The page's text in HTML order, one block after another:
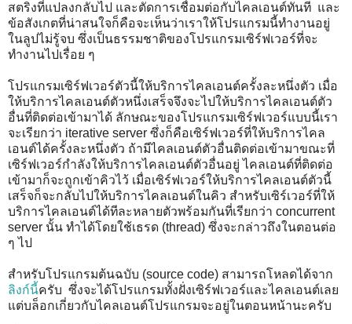
สตริงที่แปลงกลับไป และตัดการเชื่อมต่อกับไคลเอนต์ทันที และ
ข้อสังเกตที่น่าสนใจก็คือจะเห็นว่าเราให้โปรแกรมนี้ทำงานอยู่
ในลูปไม่รู้จบ ซึ่งเป็นธรรมชาติของโปรแกรมเซิร์ฟเวอร์ที่จะ
ทำงานไปเรื่อย ๆ
โปรแกรมเซิร์ฟเวอร์ตัวนี้ให้บริการไคลเอนต์ครั้งละหนึ่งตัว เมื่อ
ให้บริการไคลเอนต์ตัวหนึ่งเสร็จจึงจะไปให้บริการไคลเอนต์ตัว
อื่นที่ติดต่อเข้ามาได้ ลักษณะของโปรแกรมเซิร์ฟเวอร์แบบนี้เรา
จะเรียกว่า iterative server ซึ่งก็คือเซิร์ฟเวอร์ที่ให้บริการไคล
เอนต์ได้ครั้งละหนึ่งตัว ถ้ามีไคลเอนต์ตัวอื่นติดต่อเข้ามาขณะที่
เซิร์ฟเวอร์กำลังให้บริการไคลเอนต์ตัวอื่นอยู่ ไคลเอนต์ที่ติดต่อ
เข้ามาก็จะถูกเข้าคิวไว้ เมื่อเซิร์ฟเวอร์ให้บริการไคลเอนต์ตัวนี้
เสร็จก็จะกลับไปให้บริการไคลเอนต์ในคิว สำหรับเซิร์เวอร์ที่ให้
บริการไคลเอนต์ได้ทีละหลายตัวพร้อมกันที่เรียกว่า concurrent
server นั้น ทำได้โดยใช้เธรด (thread) ซึ่งจะกล่าวถึงในตอนต่อ
ๆ ไป
สำหรับโปรแกรมต้นฉบับ (source code) สามารถโหลดได้จาก
ลิงก์นี้ครับ ซึ่งจะได้โปรแกรมทั้งฝั่งเซิร์ฟเวอร์และไคลเอนต์เลย
แต่บล็อกเกี่ยวกับไคลเอนต์โปรแกรมจะอยู่ในตอนหน้านะครับ